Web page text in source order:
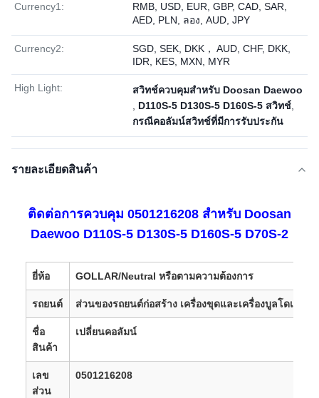
Currency1:
RMB, USD, EUR, GBP, CAD, SAR,
AED, PLN, ลอง, AUD, JPY
Currency2:
SGD, SEK, DKK， AUD, CHF, DKK,
IDR, KES, MXN, MYR
High Light:
สวิทช์ควบคุมสำหรับ Doosan Daewoo
D110S-5 D130S-5 D160S-5 สวิทช์
กรณีคอลัมน์สวิทช์ที่มีการรับประกัน
รายละเอียดสินค้า
ติดต่อการควบคุม 0501216208 สําหรับ Doosan
Daewoo D110S-5 D130S-5 D160S-5 D70S-2
ยี่ห้อ GOLLAR/Neutral หรือตามความต้องการ
รถยนต์ ส่วนของรถยนต์ก่อสร้าง เครื่องขุดและเครื่องบูลโดเจอร์
ชื่อ
สินค้า
เปลี่ยนคอลัมน์
เลข
ส่วน
0501216208